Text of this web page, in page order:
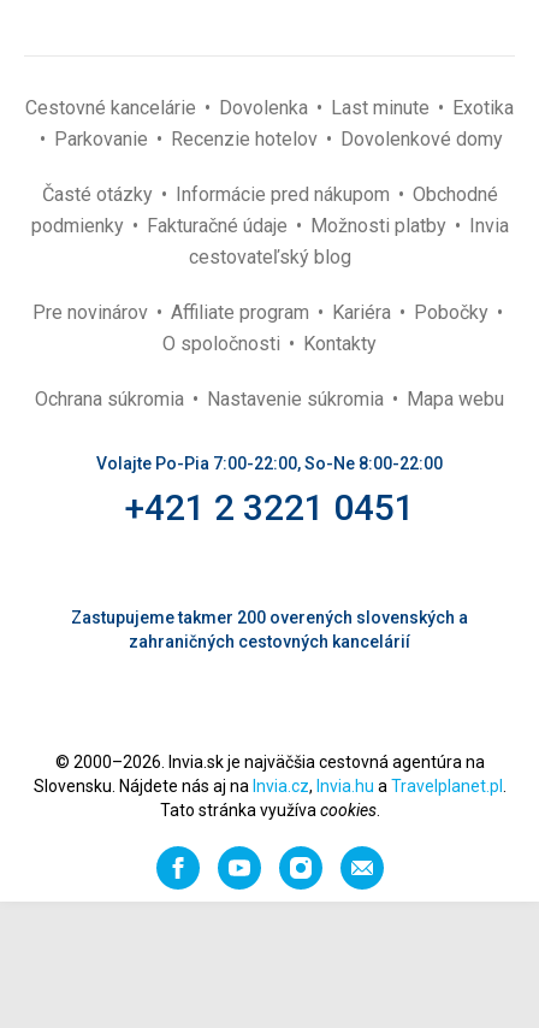
Cestovné kancelárie Dovolenka Last minute
Exotika
Parkovanie
Recenzie hotelov Dovolenkové domy
Časté otázky Informácie pred nákupom
Obchodné
podmienky
Fakturačné údaje Možnosti platby
Invia
cestovateľský blog
Pre novinárov Affiliate program Kariéra
Pobočky
O spoločnosti
Kontakty
Ochrana súkromia Nastavenie súkromia Mapa webu
Volajte Po-Pia 7:00-22:00, So-Ne 8:00-22:00
+421 2 3221 0451
Zastupujeme takmer 200 overených slovenských a
zahraničných cestovných kancelárií
© 2000–2026. Invia.sk je najväčšia cestovná agentúra na
Slovensku. Nájdete nás aj na Invia.cz, Invia.hu a Travelplanet.pl
Tato stránka využíva cookies.
FacebookYouTubeInstagramOdporučiť